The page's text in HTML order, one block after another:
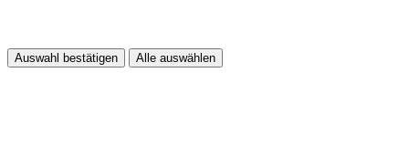
Auswahl bestätigen Alle auswählen